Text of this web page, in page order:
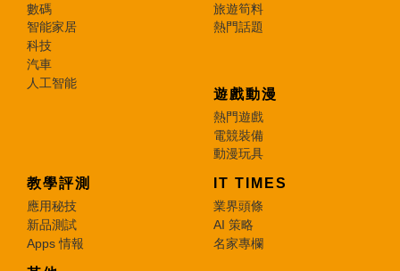
數碼
智能家居
科技
汽車
人工智能
旅遊筍料
熱門話題
遊戲動漫
熱門遊戲
電競裝備
動漫玩具
教學評測
應用秘技
新品測試
Apps 情報
IT TIMES
業界頭條
AI 策略
名家專欄